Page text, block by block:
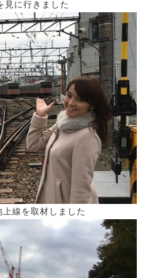
見に行きました
線を取材しました